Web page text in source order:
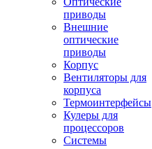
приводы
Внешние
оптические
приводы
Корпус
Вентиляторы для
корпуса
Термоинтерфейсы
Кулеры для
процессоров
Системы